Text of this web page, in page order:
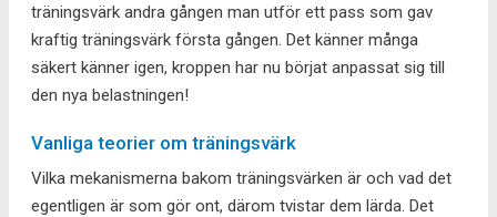
träningsvärk andra gången man utför ett pass som gav
kraftig träningsvärk första gången. Det känner många
säkert känner igen, kroppen har nu börjat anpassat sig till
den nya belastningen!
Vanliga teorier om träningsvärk
Vilka mekanismerna bakom träningsvärken är och vad det
egentligen är som gör ont, därom tvistar dem lärda. Det